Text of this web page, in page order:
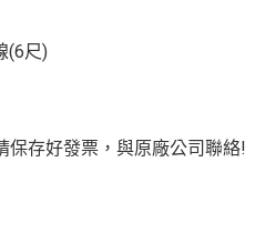
(6尺)
存好發票，與原廠公司聯絡!